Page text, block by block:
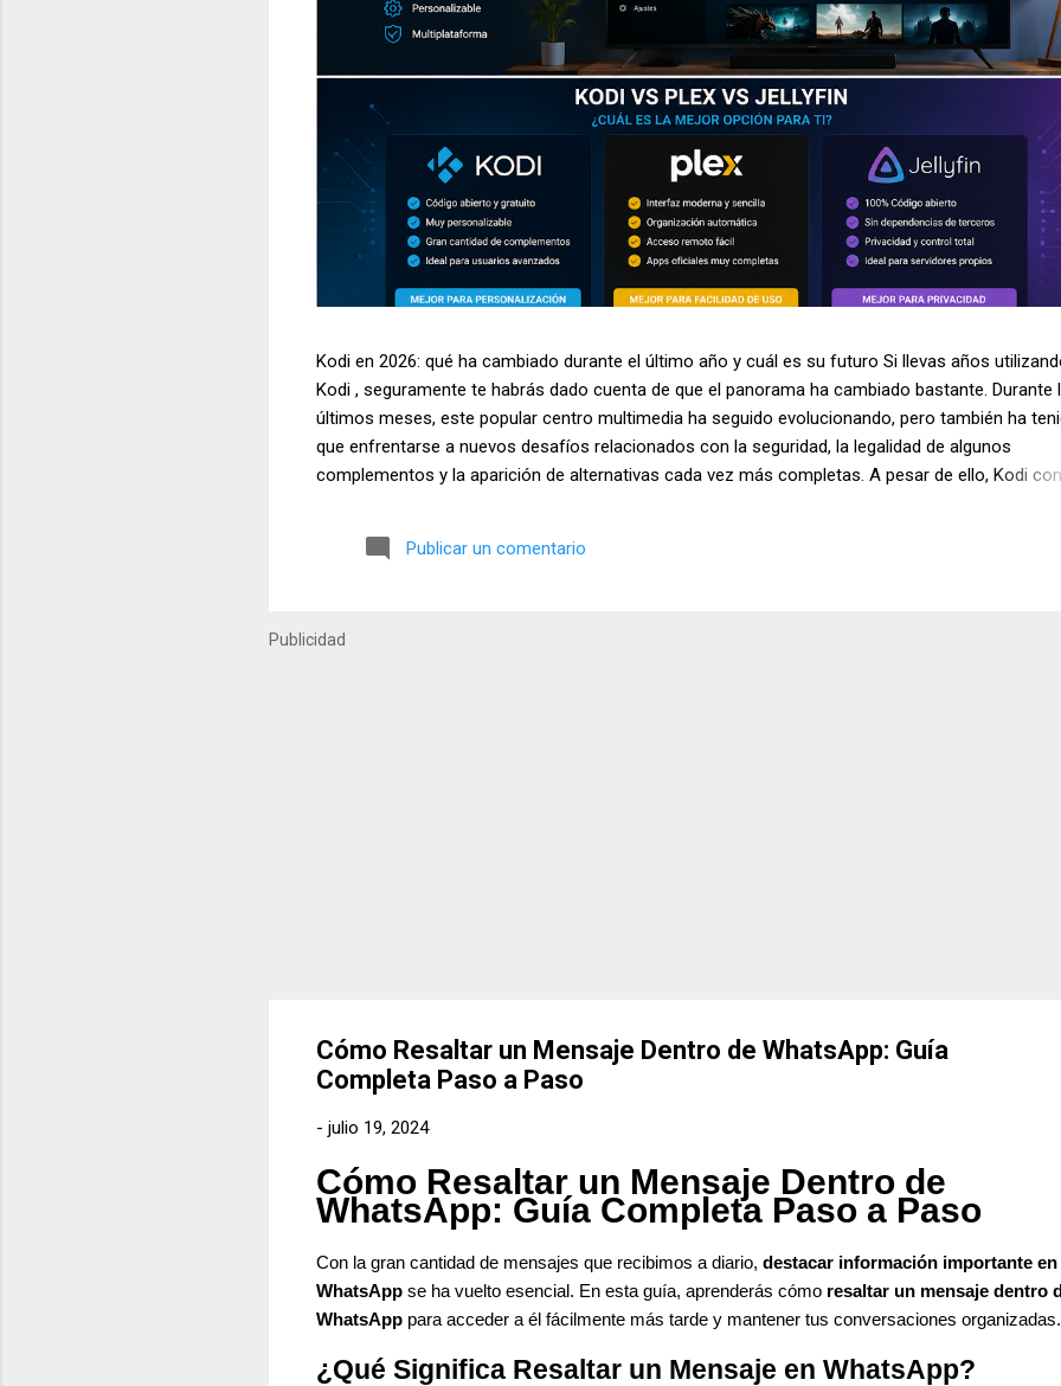
Kodi en 2026: qué ha cambiado durante el último año y cuál es su futuro Si llevas años
Kodi , seguramente te habrás dado cuenta de que el panorama ha cambiado bastante. Durante
últimos meses, este popular centro multimedia ha seguido evolucionando, pero también ha
que enfrentarse a nuevos desafíos relacionados con la seguridad, la legalidad de algunos
complementos y la aparición de alternativas cada vez más completas. A pesar de ello, Kodi
televisores, ordenadores, dispositivos Android y sistemas Linux. Además, sigue siendo uno de
temas más buscados por los usuarios interesados en el streaming y la gestión de bibliotecas
próximos meses. ¿Qué es Kodi y por qué sigue s...
Publicar un comentario
Publicidad
Cómo Resaltar un Mensaje Dentro de WhatsApp: Guía
Completa Paso a Paso
- julio 19, 2024
Cómo Resaltar un Mensaje Dentro de
WhatsApp: Guía Completa Paso a Paso
Con la gran cantidad de mensajes que recibimos a diario, destacar información importante en
WhatsApp se ha vuelto esencial. En esta guía, aprenderás cómo resaltar un mensaje dentro
WhatsApp para acceder a él fácilmente más tarde y mantener tus conversaciones organizadas.
¿Qué Significa Resaltar un Mensaje en WhatsApp?